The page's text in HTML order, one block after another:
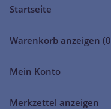
Startseite
Warenkorb anzeigen (0
Mein Konto
Merkzettel anzeigen